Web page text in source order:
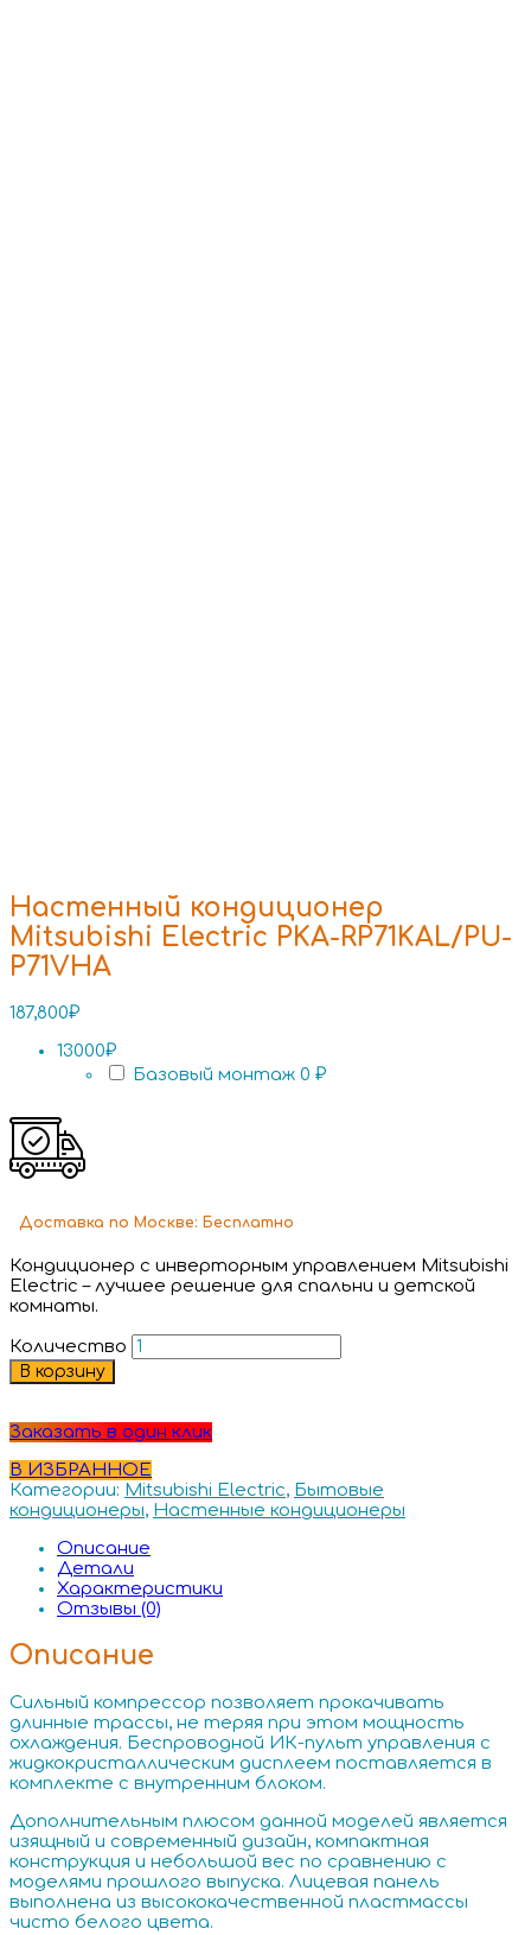
Настенный кондиционер
Mitsubishi Electric PKA-RP71KAL/PU-
P71VHA
187,800₽
13000₽
Базовый монтаж 0 ₽
Доставка по Москве: Бесплатно
Кондиционер с инверторным управлением Mitsubishi
Electric – лучшее решение для спальни и детской
комнаты.
Количество
В корзину
Заказать в один клик
В ИЗБРАННОЕ
Категории: Mitsubishi Electric, Бытовые
кондиционеры, Настенные кондиционеры
Описание
Детали
Характеристики
Отзывы (0)
Описание
Сильный компрессор позволяет прокачивать
длинные трассы, не теряя при этом мощность
охлаждения. Беспроводной ИК-пульт управления с
жидкокристаллическим дисплеем поставляется в
комплекте с внутренним блоком.
Дополнительным плюсом данной моделей является
изящный и современный дизайн, компактная
конструкция и небольшой вес по сравнению с
моделями прошлого выпуска. Лицевая панель
выполнена из высококачественной пластмассы
чисто белого цвета.